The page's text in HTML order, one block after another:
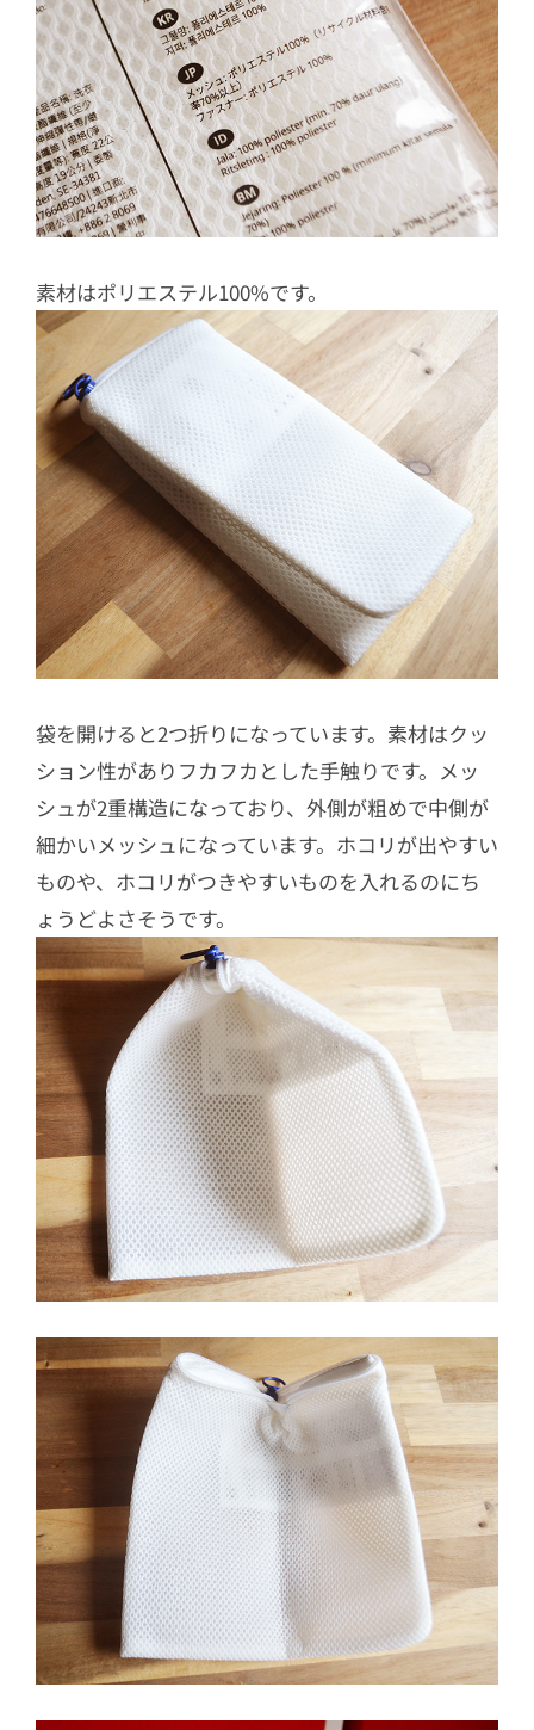
素材はポリエステル100%です。
袋を開けると2つ折りになっています。素材はクッ
ション性がありフカフカとした手触りです。メッ
シュが2重構造になっており、外側が粗めで中側が
細かいメッシュになっています。ホコリが出やすい
ものや、ホコリがつきやすいものを入れるのにち
ょうどよさそうです。